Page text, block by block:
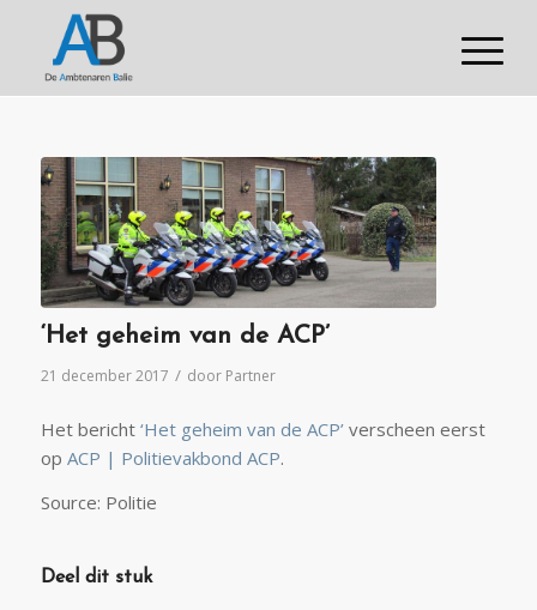
‘Het geheim van de ACP’
21 december 2017 / door Partner
Het bericht ‘Het geheim van de ACP’verscheen eerst
op ACP | Politievakbond ACP.
Source: Politie
Deel dit stuk